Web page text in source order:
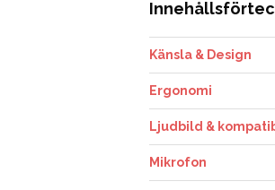
Känsla & Design
Ergonomi
Ljudbild &
Mikrofon